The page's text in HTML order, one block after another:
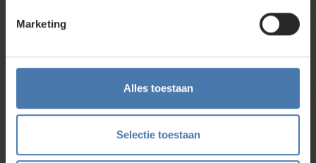
Marketing
Alles toestaan
Selectie toestaan
Onze eigen service afdeling
Kom je langs?